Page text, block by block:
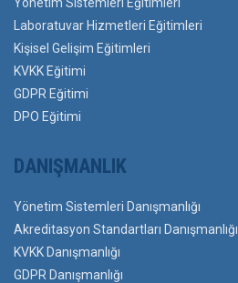
Yönetim Sistemleri Eğitimleri
Laboratuvar Hizmetleri Eğitimleri
Kişisel Gelişim Eğitimleri
KVKK Eğitimi
GDPR Eğitimi
DPO Eğitimi
DANIŞMANLIK
Yönetim Sistemleri Danışmanlığı
Akreditasyon Standartları Danışmanlığı
KVKK Danışmanlığı
GDPR Danışmanlığı